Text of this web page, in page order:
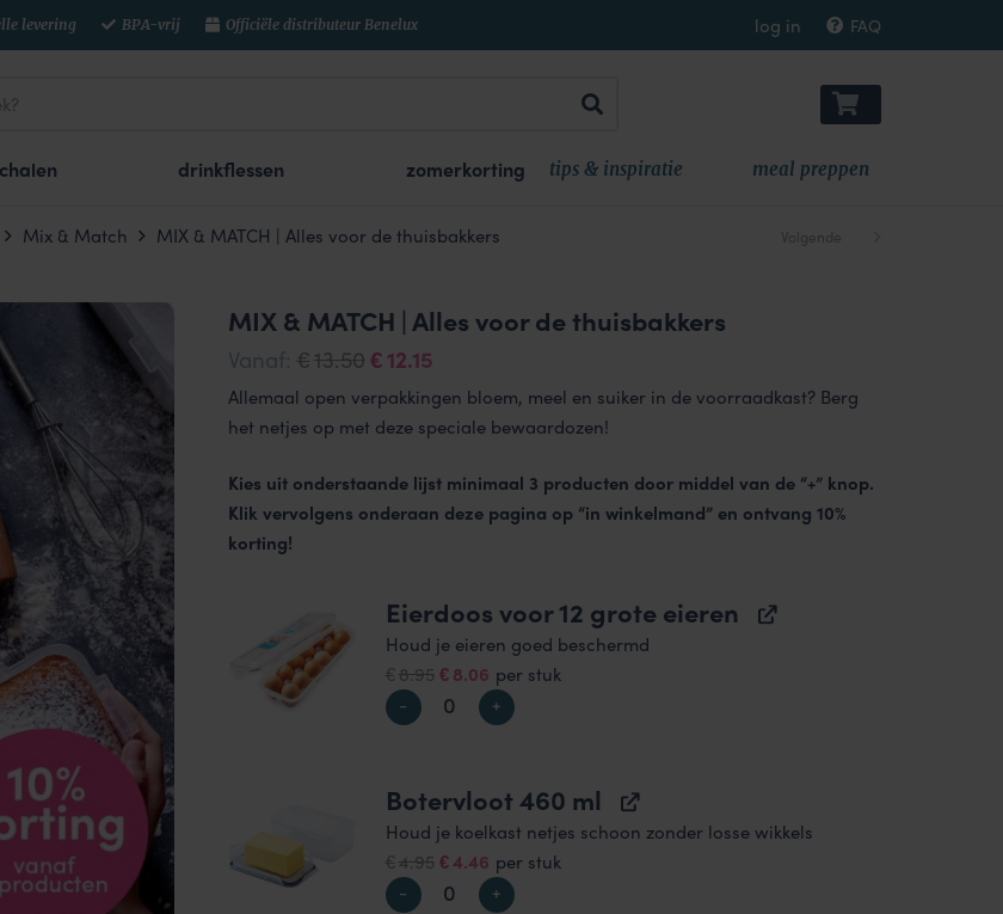
levering BPA-vrij Officiële distributeur Benelux log in FAQ
drinkflessen zomerkorting tips & inspiratie meal preppen
Mix & Match MIX & MATCH | Alles voor de thuisbakkers Volgende
MIX & MATCH | Alles voor de thuisbakkers
Vanaf: €13.50Oorspronkelijke
prijs
was:
€13.50.
€ 12.15Huidige
prijs
is:
Allemaal open verpakkingen bloem, meel en suiker in de voorraadkast? Berg
het netjes op met deze speciale bewaardozen!
Kies uit onderstaande lijst minimaal 3 producten door middel van de “+” knop.
Klik vervolgens onderaan deze pagina op “in winkelmand” en ontvang 10%
korting!
Eierdoos voor 12 grote eieren
Houd je eieren goed beschermd
€ 8.95 Oorspronkelijke
prijs
€ 8.06Huidige
prijs
is:
per stuk
Botervloot 460 ml
Houd je koelkast netjes schoon zonder losse wikkels
€ 4.95 Oorspronkelijke
prijs
€ 4.46Huidige
prijs
per stuk